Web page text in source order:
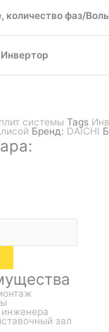
количество фаз/
Инвертор
системы Tags
Бренд: DAICHI
зал